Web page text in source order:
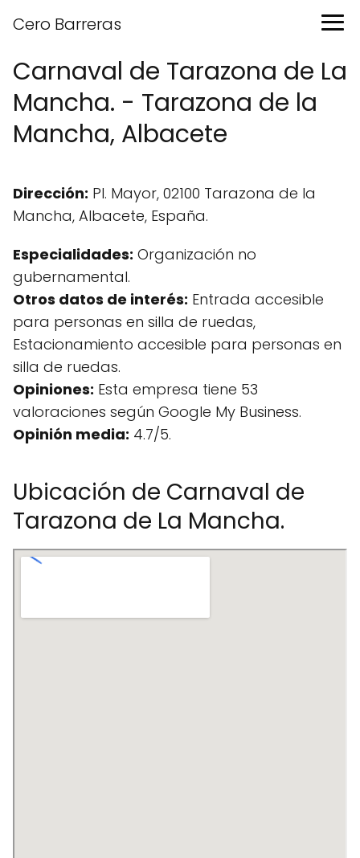
Cero Barreras
Carnaval de Tarazona de La
Mancha. - Tarazona de la
Mancha, Albacete
Dirección: Pl. Mayor, 02100 Tarazona de la
Mancha, Albacete, España.
Especialidades: Organización no
gubernamental.
Otros datos de interés: Entrada accesible
para personas en silla de ruedas,
Estacionamiento accesible para personas en
silla de ruedas.
Opiniones: Esta empresa tiene 53
valoraciones según Google My Business.
Opinión media: 4.7/5.
Ubicación de Carnaval de
Tarazona de La Mancha.